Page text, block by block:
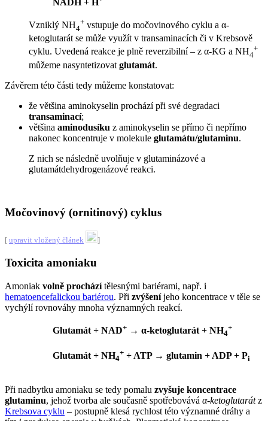
Vzniklý NH4
+ vstupuje do močovinového cyklu a α-
ketoglutarát se může využít v transaminacích či v Krebsově
cyklu. Uvedená reakce je plně reverzibilní – z α-KG a NH4
+
můžeme nasyntetizovat glutamát.
Závěrem této části tedy můžeme konstatovat:
že většina aminokyselin prochází při své degradaci
transaminací;
většina aminodusíku z aminokyselin se přímo či nepřímo
nakonec koncentruje v molekule glutamátu/glutaminu.
Z nich se následně uvolňuje v glutaminázové a
glutamátdehydrogenázové reakci.
Močovinový (ornitinový) cyklus
[ upravit vložený článek ]
Toxicita amoniaku
Amoniak volně procházítělesnými bariérami, např. i
hematoencefalickou bariérou. Při zvýšeníjeho koncentrace v těle se
vychýlí rovnováhy mnoha významných reakcí.
Glutamát + NAD+ → α-ketoglutarát + NH4
+
Glutamát + NH4
+ + ATP → glutamin + ADP + Pi
Při nadbytku amoniaku se tedy pomalu zvyšuje koncentrace
glutaminu, jehož tvorba ale současně spotřebovává α-ketoglutarátz
Krebsova cyklu – postupně klesá rychlost této významné dráhy a